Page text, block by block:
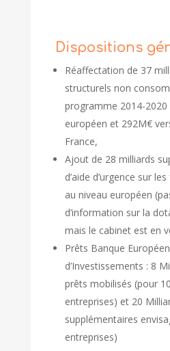
Dispositions
Réaffectation de 37
structurels non
programme 2014-2020
européen et 292M€
France,
Ajout de 28 milliards
d’aide d’urgence sur
au niveau européen
d’information sur la
mais le cabinet est en
Prêts Banque
d’Investissements : 8
prêts mobilisés (pour
entreprises) et 20
supplémentaires
entreprises)